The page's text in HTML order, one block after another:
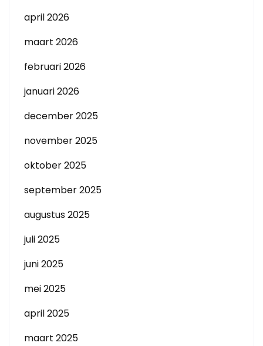
april 2026
maart 2026
februari 2026
januari 2026
december 2025
november 2025
oktober 2025
september 2025
augustus 2025
juli 2025
juni 2025
mei 2025
april 2025
maart 2025